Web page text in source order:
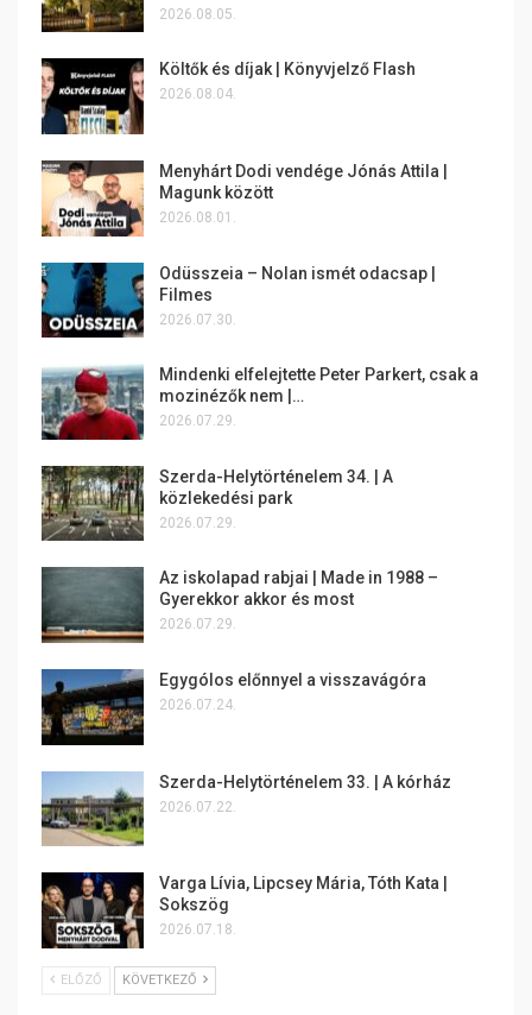
2026.08.05.
Költők és díjak | Könyvjelző Flash
2026.08.04.
Menyhárt Dodi vendége Jónás Attila |
Magunk között
2026.08.01.
Odüsszeia – Nolan ismét odacsap |
Filmes
2026.07.30.
Mindenki elfelejtette Peter Parkert, csak a
mozinézők nem |…
2026.07.29.
Szerda-Helytörténelem 34. | A
közlekedési park
2026.07.29.
Az iskolapad rabjai | Made in 1988 –
Gyerekkor akkor és most
2026.07.29.
Egygólos előnnyel a visszavágóra
2026.07.24.
Szerda-Helytörténelem 33. | A kórház
2026.07.22.
Varga Lívia, Lipcsey Mária, Tóth Kata |
Sokszög
2026.07.18.
ELŐZŐ KÖVETKEZŐ